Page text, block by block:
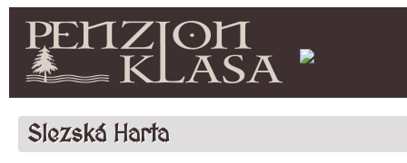
Slezská Harta